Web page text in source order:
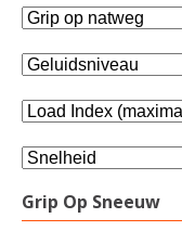
Grip Op Sneeuw